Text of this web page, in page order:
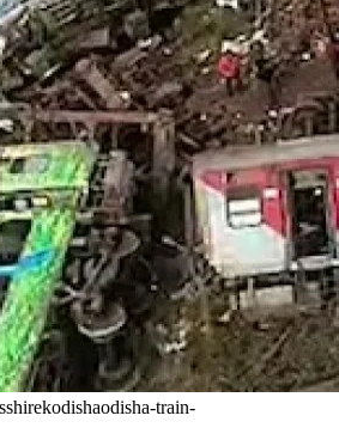
hirekodishaodisha-train-